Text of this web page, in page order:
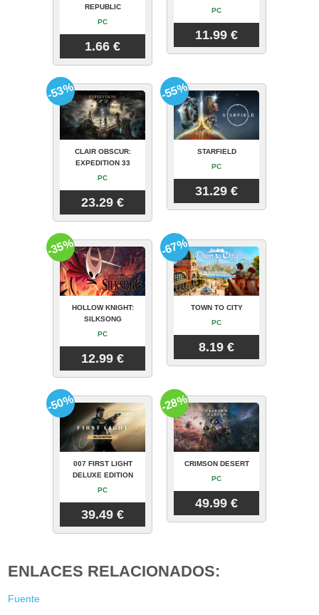
REPUBLIC
PC
1.66 €
PC
11.99 €
CLAIR OBSCUR:
EXPEDITION 33
PC
23.29 €
-53%
STARFIELD
PC
31.29 €
-55%
HOLLOW KNIGHT:
SILKSONG
PC
12.99 €
-35%
TOWN TO CITY
PC
8.19 €
-67%
007 FIRST LIGHT
DELUXE EDITION
PC
39.49 €
-50%
CRIMSON DESERT
PC
49.99 €
-28%
ENLACES RELACIONADOS:
Fuente